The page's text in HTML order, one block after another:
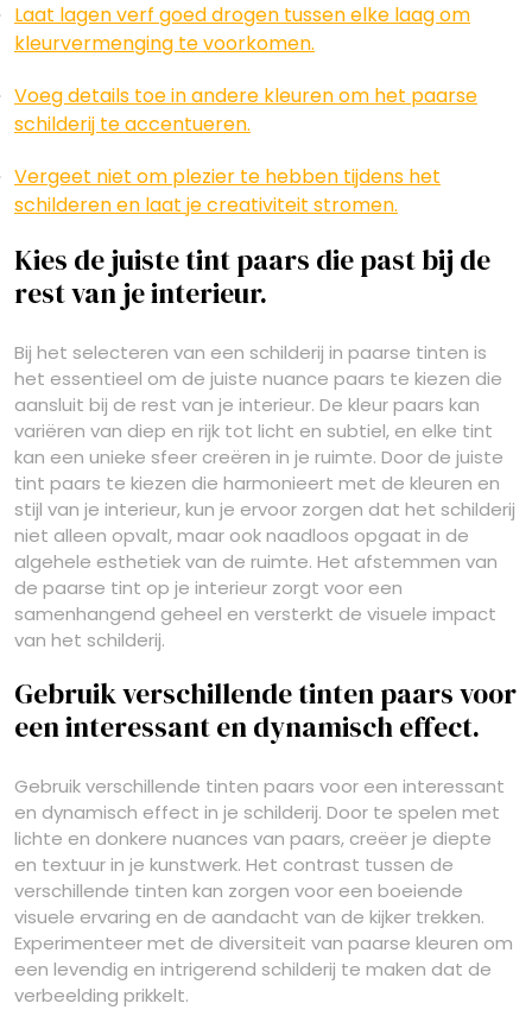
Laat lagen verf goed drogen tussen elke laag om
kleurvermenging te voorkomen.
Voeg details toe in andere kleuren om het paarse
schilderij te accentueren.
Vergeet niet om plezier te hebben tijdens het
schilderen en laat je creativiteit stromen.
Kies de juiste tint paars die past bij de
rest van je interieur.
Bij het selecteren van een schilderij in paarse tinten is
het essentieel om de juiste nuance paars te kiezen die
aansluit bij de rest van je interieur. De kleur paars kan
variëren van diep en rijk tot licht en subtiel, en elke tint
kan een unieke sfeer creëren in je ruimte. Door de juiste
tint paars te kiezen die harmonieert met de kleuren en
stijl van je interieur, kun je ervoor zorgen dat het schilderij
niet alleen opvalt, maar ook naadloos opgaat in de
algehele esthetiek van de ruimte. Het afstemmen van
de paarse tint op je interieur zorgt voor een
samenhangend geheel en versterkt de visuele impact
van het schilderij.
Gebruik verschillende tinten paars voor
een interessant en dynamisch effect.
Gebruik verschillende tinten paars voor een interessant
en dynamisch effect in je schilderij. Door te spelen met
lichte en donkere nuances van paars, creëer je diepte
en textuur in je kunstwerk. Het contrast tussen de
verschillende tinten kan zorgen voor een boeiende
visuele ervaring en de aandacht van de kijker trekken.
Experimenteer met de diversiteit van paarse kleuren om
een levendig en intrigerend schilderij te maken dat de
verbeelding prikkelt.